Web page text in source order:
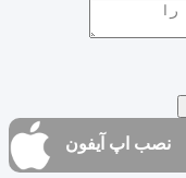
نصب اپ آیفون